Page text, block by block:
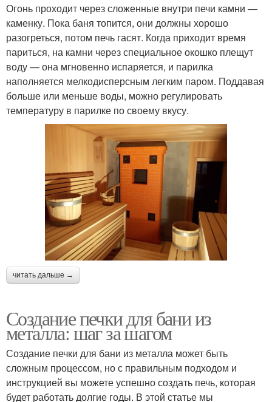
Огонь проходит через сложенные внутри печи камни —
каменку. Пока баня топится, они должны хорошо
разогреться, потом печь гасят. Когда приходит время
париться, на камни через специальное окошко плещут
воду — она мгновенно испаряется, и парилка
наполняется мелкодисперсным легким паром. Поддавая
больше или меньше воды, можно регулировать
температуру в парилке по своему вкусу.
читать дальше →
Создание печки для бани из
металла: шаг за шагом
Создание печки для бани из металла может быть
сложным процессом, но с правильным подходом и
инструкцией вы можете успешно создать печь, которая
будет работать долгие годы. В этой статье мы